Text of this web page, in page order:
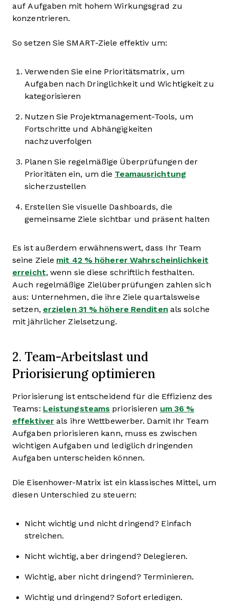
auf Aufgaben mit hohem Wirkungsgrad zu
konzentrieren.
So setzen Sie SMART-Ziele effektiv um:
Verwenden Sie eine Prioritätsmatrix, um
Aufgaben nach Dringlichkeit und Wichtigkeit zu
kategorisieren
Nutzen Sie Projektmanagement-Tools, um
Fortschritte und Abhängigkeiten
nachzuverfolgen
Planen Sie regelmäßige Überprüfungen der
Prioritäten ein, um die Teamausrichtung
sicherzustellen
Erstellen Sie visuelle Dashboards, die
gemeinsame Ziele sichtbar und präsent halten
Es ist außerdem erwähnenswert, dass Ihr Team
seine Ziele mit 42 % höherer Wahrscheinlichkeit
erreicht, wenn sie diese schriftlich festhalten.
Auch regelmäßige Zielüberprüfungen zahlen sich
aus: Unternehmen, die ihre Ziele quartalsweise
setzen, erzielen 31 % höhere Renditen als solche
mit jährlicher Zielsetzung.
2. Team-Arbeitslast und
Priorisierung optimieren
Priorisierung ist entscheidend für die Effizienz des
Teams: Leistungsteams priorisieren um 36 %
effektiver als ihre Wettbewerber. Damit Ihr Team
Aufgaben priorisieren kann, muss es zwischen
wichtigen Aufgaben und lediglich dringenden
Aufgaben unterscheiden können.
Die Eisenhower-Matrix ist ein klassisches Mittel, um
diesen Unterschied zu steuern:
Nicht wichtig und nicht dringend? Einfach
streichen.
Nicht wichtig, aber dringend? Delegieren.
Wichtig, aber nicht dringend? Terminieren.
Wichtig und dringend? Sofort erledigen.